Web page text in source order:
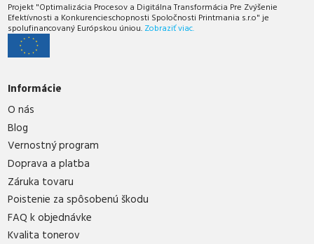
Projekt "Optimalizácia Procesov a Digitálna Transformácia Pre Zvýšenie
Efektívnosti a Konkurencieschopnosti Spoločnosti Printmania s.r.o" je
spolufinancovaný Európskou úniou. Zobraziť viac.
Informácie
O nás
Blog
Vernostný program
Doprava a platba
Záruka tovaru
Poistenie za spôsobenú škodu
FAQ k objednávke
Kvalita tonerov